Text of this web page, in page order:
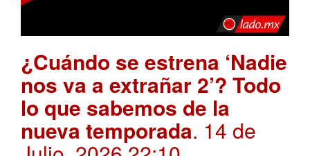
¿Cuándo se estrena ‘Nadie
nos va a extrañar 2’? Todo
lo que sabemos de la
nueva temporada. 14 de